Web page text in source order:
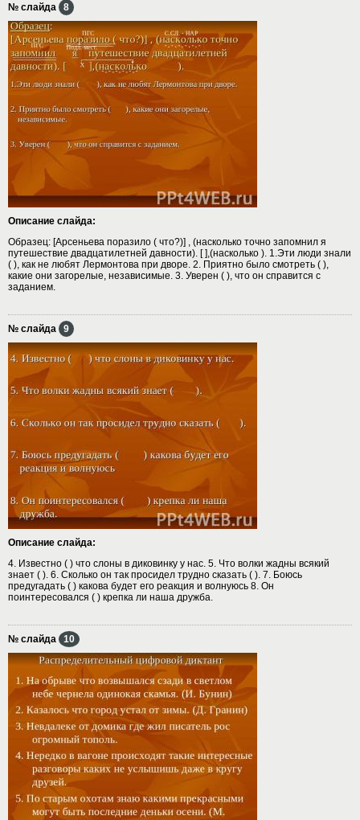
№ слайда 8
Описание слайда:
Образец: [Арсеньева поразило ( что?)] , (насколько точно запомнил я
путешествие двадцатилетней давности). [ ],(насколько ). 1.Эти люди знали
( ), как не любят Лермонтова при дворе. 2. Приятно было смотреть ( ),
какие они загорелые, независимые. 3. Уверен ( ), что он справится с
заданием.
№ слайда 9
Описание слайда:
4. Известно ( ) что слоны в диковинку у нас. 5. Что волки жадны всякий
знает ( ). 6. Сколько он так просидел трудно сказать ( ). 7. Боюсь
предугадать ( ) какова будет его реакция и волнуюсь 8. Он
поинтересовался ( ) крепка ли наша дружба.
№ слайда 10